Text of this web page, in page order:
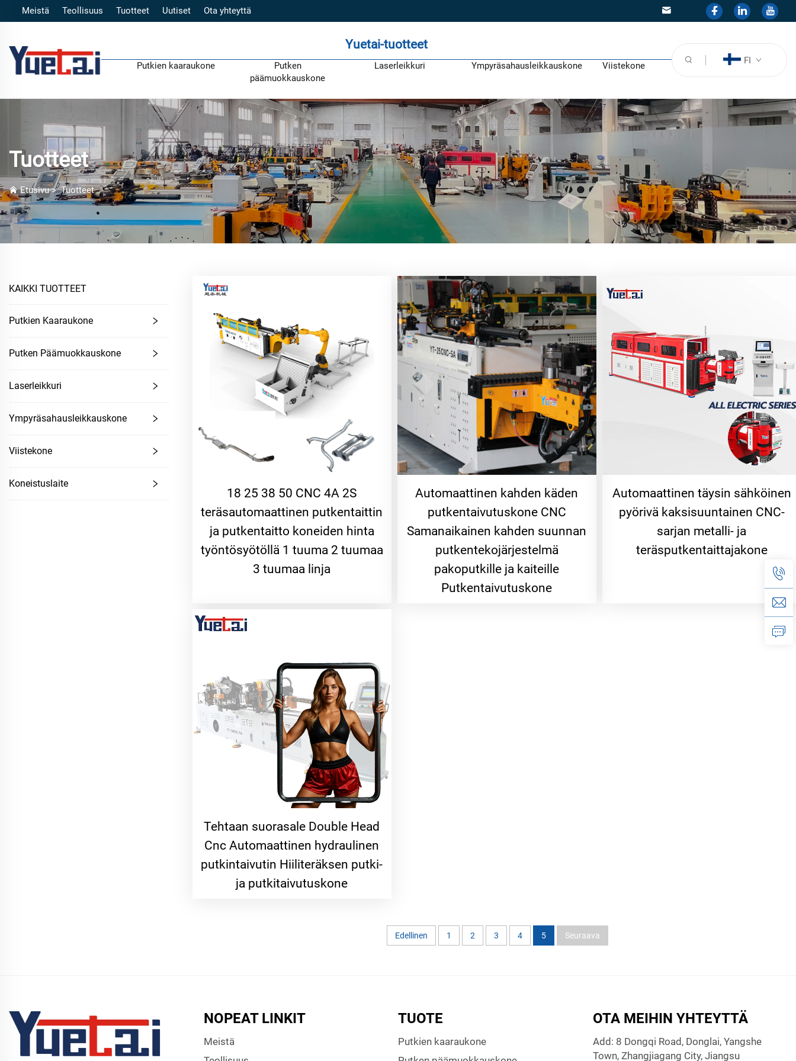
Meistä Teollisuus Tuotteet Uutiset Ota yhteyttä
Yuetai-tuotteet
Putkien kaaraukone
Putken
päämuokkauskone
Laserleikkuri Ympyräsahausleikkauskone Viistekone FI
Tuotteet
Etusivu>Tuotteet
KAIKKI TUOTTEET
Putkien Kaaraukone
Putken Päämuokkauskone
Laserleikkuri
Ympyräsahausleikkauskone
Viistekone
Koneistuslaite
18 25 38 50 CNC 4A 2S
teräsautomaattinen putkentaittin
ja putkentaitto koneiden hinta
työntösyötöllä 1 tuuma 2 tuumaa
3 tuumaa linja
Automaattinen kahden käden
putkentaivutuskone CNC
Samanaikainen kahden suunnan
putkentekojärjestelmä
pakoputkille ja kaiteille
Putkentaivutuskone
Automaattinen täysin sähköinen
pyörivä kaksisuuntainen CNC-
sarjan metalli- ja
teräsputkentaittajakone
Tehtaan suorasale Double Head
Cnc Automaattinen hydraulinen
putkintaivutin Hiiliteräksen putki-
ja putkitaivutuskone
Edellinen 1 2 3 4 5 Seuraava
NOPEAT LINKIT
Meistä
TUOTE
Putkien kaaraukone
OTA MEIHIN YHTEYTTÄ
Add: 8 Dongqi Road, Donglai, Yangshe
Town, Zhangjiagang City, Jiangsu